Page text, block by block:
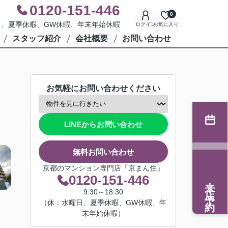
0120-151-446
夏季休暇、GW休暇、年末年始休暇 ログインお気に入り
0
スタッフ紹介 会社概要 お問い合わせ
お気軽にお問い合わせください
LINEからお問い合わせ
無料お問い合わせ
京都のマンション専門店「京まん住」
0120-151-446
9:30～18:30
（休：水曜日、夏季休暇、GW休暇、年
末年始休暇）
来店予約